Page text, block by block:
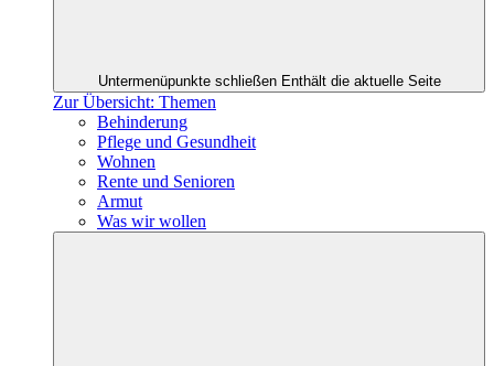
Untermenüpunkte schließen Enthält die aktuelle Seite
Zur Übersicht: Themen
Behinderung
Pflege und Gesundheit
Wohnen
Rente und Senioren
Armut
Was wir wollen